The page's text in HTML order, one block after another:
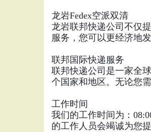
龙岩Fedex空派双清
龙岩联邦快递公司不仅
服务，您可以更经济地
联邦国际快递服务
联邦快递公司是一家全
个国家和地区。无论您
工作时间
我们的工作时间为：
的工作人员会竭诚为您